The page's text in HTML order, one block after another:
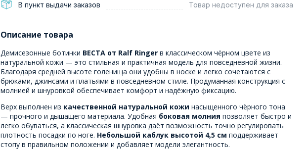
В пункт выдачи заказов Товар недоступен для заказа
Описание товара
Демисезонные ботинки ВЕСТА от Ralf Ringer в классическом чёрном цвете из
натуральной кожи — это стильная и практичная модель для повседневной жизни.
Благодаря средней высоте голенища они удобны в носке и легко сочетаются с
брюками, джинсами и платьями в повседневном стиле. Продуманная конструкция с
молнией и шнуровкой обеспечивает комфорт и надёжную фиксацию.
Верх выполнен из качественной натуральной кожи насыщенного чёрного тона
— прочного и дышащего материала. Удобная боковая молния позволяет быстро и
легко обуваться, а классическая шнуровка даёт возможность точно регулировать
плотность посадки по ноге. Небольшой каблук высотой 4,5 см поддерживает
стопу в правильном положении и добавляет модели элегантность.